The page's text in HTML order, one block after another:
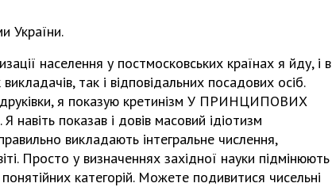
України.
населення у постмосковських країнах я йду, і в
так і відповідальних посадових осіб.
я показую кретинізм У ПРИНЦИПОВИХ
показав і довів масовий ідіотизм
викладають інтегральне числення,
Просто у визначеннях західної науки підмінюють
категорій. Можете подивитися чисельні